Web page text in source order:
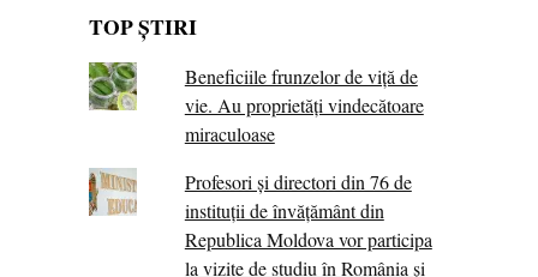
TOP ȘTIRI
Beneficiile frunzelor de viță de
vie. Au proprietăţi vindecătoare
miraculoase
Profesori și directori din 76 de
instituții de învățământ din
Republica Moldova vor participa
la vizite de studiu în România și